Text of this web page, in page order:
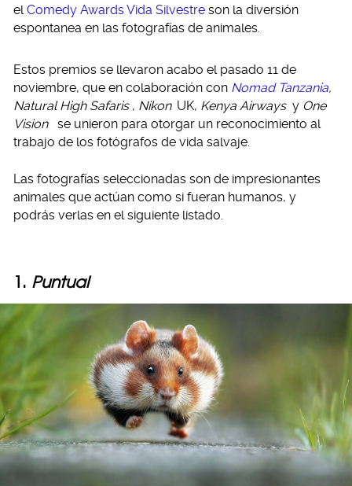
elComedy Awards Vida Silvestre son la diversión
espontanea en las fotografías de animales.
Estos premios se llevaron acabo el pasado 11 de
noviembre, que en colaboración con Nomad Tanzania,
Natural High Safaris , Nikon UK, Kenya Airways y One
Vision
se unieron para otorgar un reconocimiento al
trabajo de los fotógrafos de vida salvaje.
Las fotografías seleccionadas son de impresionantes
animales que actúan como si fueran humanos, y
podrás verlas en el siguiente listado.
1. Puntual